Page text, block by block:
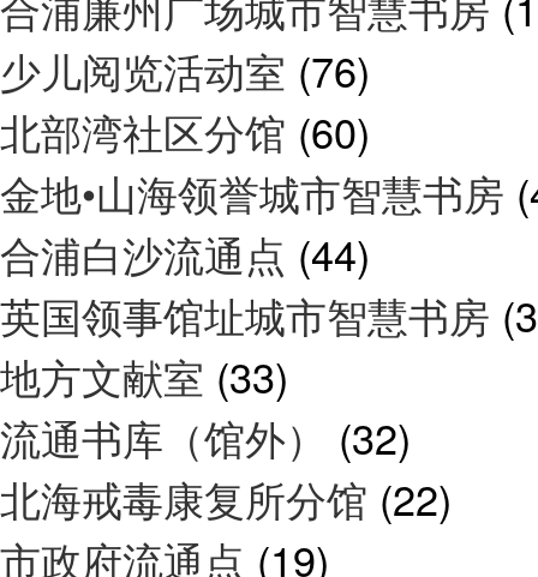
少儿阅览活动室 (76)
北部湾社区分馆 (60)
金地•山海领誉城市智慧书房
合浦白沙流通点 (44)
英国领事馆址城市智慧书房
地方文献室 (33)
流通书库（馆外） (32)
北海戒毒康复所分馆 (22)
市政府流通点 (19)